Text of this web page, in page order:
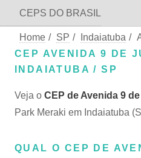
CEPS DO BRASIL
Home / SP / Indaiatuba /
CEP AVENIDA 9 DE
INDAIATUBA / SP
Veja o CEP de Avenida 9
Park Meraki em Indaiatuba
QUAL O CEP DE